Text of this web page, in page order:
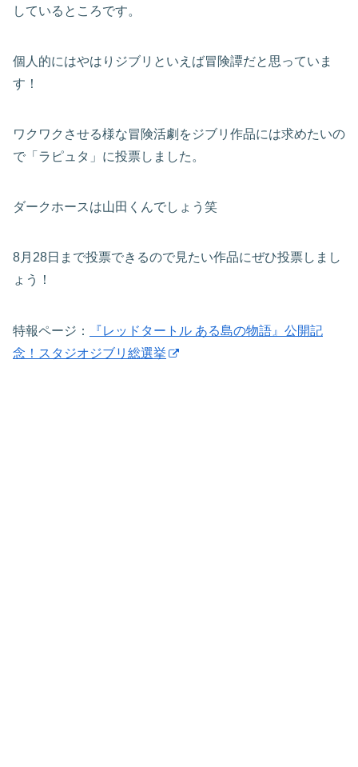
しているところです。
個人的にはやはりジブリといえば冒険譚だと思っていま
す！
ワクワクさせる様な冒険活劇をジブリ作品には求めたいの
で「ラピュタ」に投票しました。
ダークホースは山田くんでしょう笑
8月28日まで投票できるので見たい作品にぜひ投票しまし
ょう！
特報ページ：
『レッドタートル ある島の物語』公開記
念！スタジオジブリ総選挙